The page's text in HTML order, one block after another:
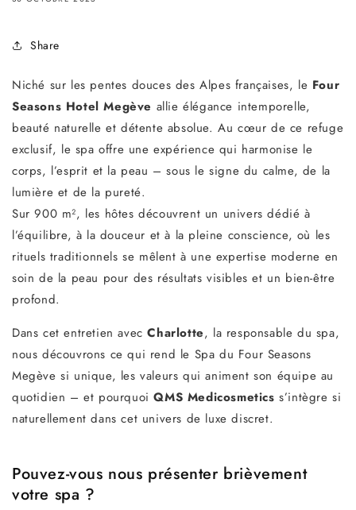
Share
Niché sur les pentes douces des Alpes françaises, le Four
Seasons Hotel Megève allie élégance intemporelle,
beauté naturelle et détente absolue. Au cœur de ce refuge
exclusif, le spa offre une expérience qui harmonise le
corps, l’esprit et la peau – sous le signe du calme, de la
lumière et de la pureté.
Sur 900 m², les hôtes découvrent un univers dédié à
l’équilibre, à la douceur et à la pleine conscience, où les
rituels traditionnels se mêlent à une expertise moderne en
soin de la peau pour des résultats visibles et un bien-être
profond.
Dans cet entretien avecCharlotte, la responsable du spa,
nous découvrons ce qui rend le Spa du Four Seasons
Megève si unique, les valeurs qui animent son équipe au
quotidien – et pourquoiQMS Medicosmetics s’intègre si
naturellement dans cet univers de luxe discret.
Pouvez-vous nous présenter brièvement
votre spa ?